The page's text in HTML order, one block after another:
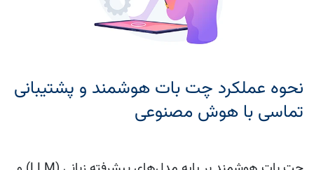
نحوه عملکرد چت بات هوشمند و پشتیبانی
تماسی با هوش مصنوعی